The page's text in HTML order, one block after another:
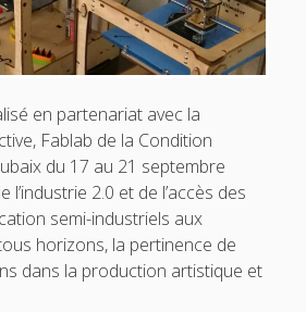
en partenariat avec la
Fablab de la Condition
du 17 au 21 septembre
l’industrie 2.0 et de l’accès des
semi-industriels aux
horizons, la pertinence de
dans la production artistique et